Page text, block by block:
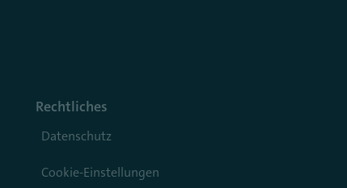
Rechtliches
Datenschutz
Cookie-Einstellungen